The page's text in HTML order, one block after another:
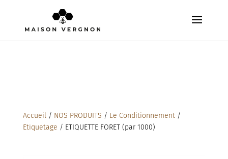
Accueil/ NOS PRODUITS / Le Conditionnement/
Etiquetage / ETIQUETTE FORET (par 1000)